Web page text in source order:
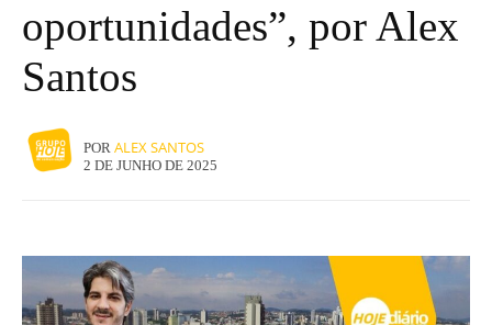
oportunidades”, por Alex
Santos
POR ALEX SANTOS
2 DE JUNHO DE 2025